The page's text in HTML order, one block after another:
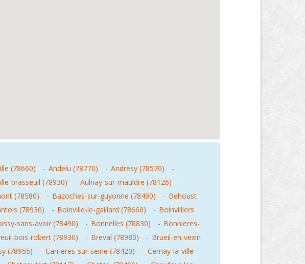
(78660) - Andelu (78770) - Andresy (78570)
-
brasseuil (78930) - Aulnay-sur-mauldre (78126)
-
(78580) - Bazoches-sur-guyonne (78490) - Behoust
(78930) - Boinville-le-gaillard (78660) - Boinvilliers
sans-avoir (78490) - Bonnelles (78830) - Bonnieres-
bois-robert (78930) - Breval (78980) - Brueil-en-vexin
(78955) - Carrieres-sur-seine (78420) - Cernay-la-ville